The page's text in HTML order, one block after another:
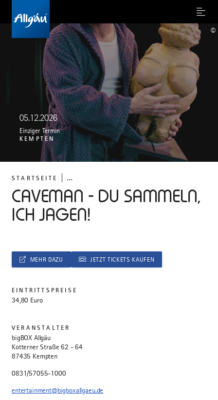
Menu
STARTSEITE ...
CAVEMAN - DU SAMMELN,
ICH JAGEN!
05.12.2026
Einziger Termin
KEMPTEN
©
MEHR DAZU JETZT TICKETS KAUFEN
EINTRITTSPREISE
34,80 Euro
VERANSTALTER
bigBOX Allgäu
Kotterner Straße 62 - 64
87435 Kempten
0831/57055-1000
entertainment@bigboxallgaeu.de